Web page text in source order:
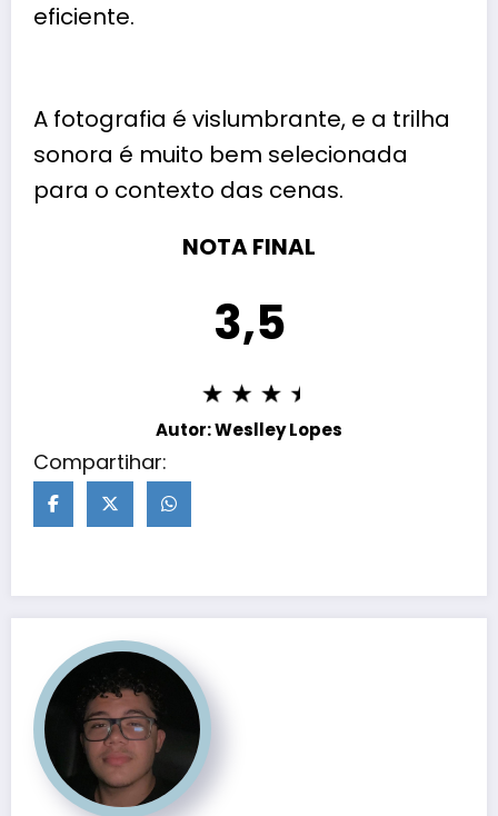
eficiente.
A fotografia é vislumbrante, e a trilha
sonora é muito bem selecionada
para o contexto das cenas.
NOTA FINAL
3,5
Autor: Weslley Lopes
Compartihar: